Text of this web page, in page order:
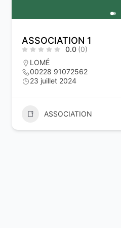
ASSOCIATION 1
0.0 (0)
LOMÉ
00228 91072562
23 juillet 2024
ASSOCIATION